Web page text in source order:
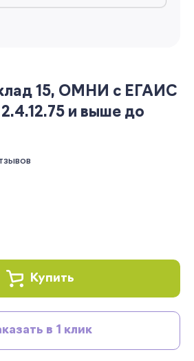
15, ОМНИ c ЕГАИС
2.4.12.75 и выше до
Купить
в 1 клик